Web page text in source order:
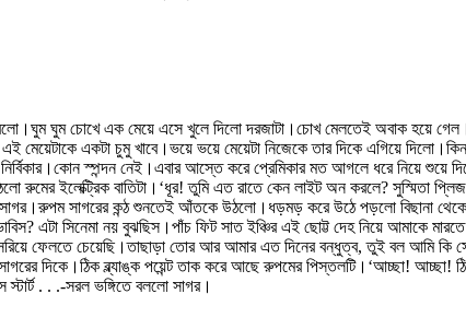
ঘুম চোখে এক মেয়ে এসে খুলে দিলো দরজাটা।চোখ মেলতেই অবাক হয়ে
মেয়েটাকে একটা চুমু খাবে।ভয়ে ভয়ে মেয়েটা নিজেকে তার দিকে এগিয়ে
নির্বিকার।কোন স্পন্দন নেই।এবার আস্তে করে প্রেমিকার মত আগলে ধরে নিয়ে
ইলেক্ট্রিক বাতিটা।‘ধূর! তুমি এত রাতে কেন লাইট অন করলে? সুস্মিতা
সাগরের কন্ঠ শুনতেই আঁতকে উঠলো।ধড়মড় করে উঠে পড়লো বিছানা
সিনেমা নয় বুঝছিস।পাঁচ ফিট সাত ইঞ্চির এই ছোট্ট দেহ নিয়ে আমাকে মারতে
ফেলতে চেয়েছি।তাছাড়া তোর আর আমার এত দিনের বন্ধুত্ব, তুই বল আমি কি
দিকে।ঠিক ব্ল্যাঙ্ক পয়েন্ট তাক করে আছে রুপমের পিস্তলটি।‘আচ্ছা! আচ্ছা!
. . .-সরল ভঙ্গিতে বললো সাগর।